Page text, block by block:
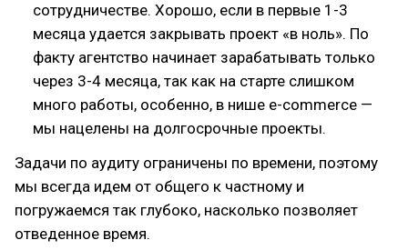
сотрудничестве. Хорошо, если в первые 1-3
месяца удается закрывать проект «в ноль». По
факту агентство начинает зарабатывать только
через 3-4 месяца, так как на старте слишком
много работы, особенно, в нише e-commerce —
мы нацелены на долгосрочные проекты.
Задачи по аудиту ограничены по времени, поэтому
мы всегда идем от общего к частному и
погружаемся так глубоко, насколько позволяет
отведенное время.